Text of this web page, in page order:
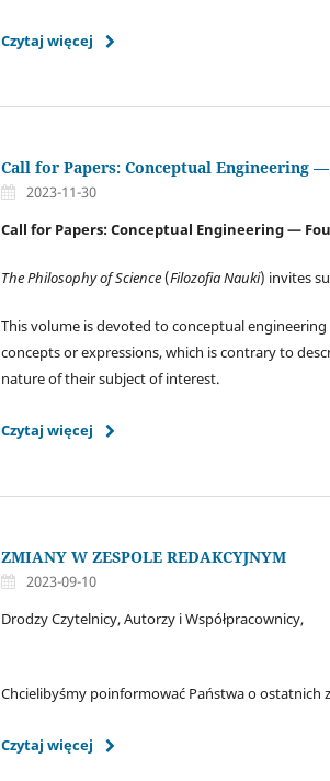
Czytaj więcej
Call for Papers: Conceptual Engineering
2023-11-30
Call for Papers: Conceptual Engineering —
The Philosophy of Science (Filozofia Nauki) invites
This volume is devoted to conceptual
concepts or expressions, which is contrary to
nature of their subject of interest.
Czytaj więcej
ZMIANY W ZESPOLE REDAKCYJNYM
2023-09-10
Drodzy Czytelnicy, Autorzy i Współpracownicy,
Chcielibyśmy poinformować Państwa o ostatnich
Czytaj więcej